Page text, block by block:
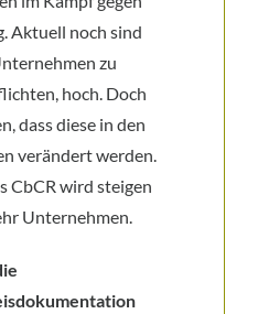
Aktuell noch sind
zu
hoch. Doch
dass diese in den
verändert werden.
CbCR wird steigen
Unternehmen.